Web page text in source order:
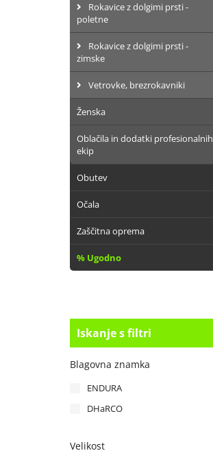
Rokavice z dolgimi prsti -
poletne
Rokavice z dolgimi prsti -
zimske
Vetrovke, brezrokavniki
Ženska
Oblačila in dodatki profesionalnih
ekip
Obutev
Očala
Zaščitna oprema
% Ugodno
Iskanje s filtri
Blagovna znamka
ENDURA
DHaRCO
Velikost